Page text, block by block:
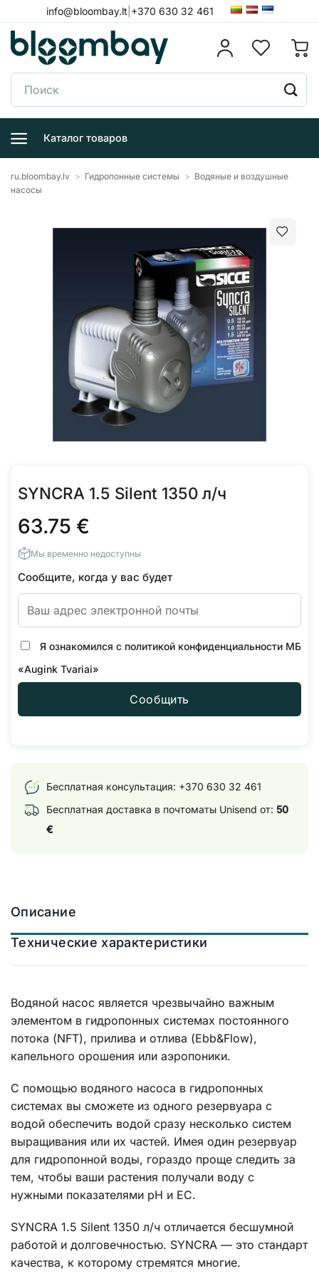
to
content
info@bloombay.lt +370 630 32 461
Поиск:
Каталог товаров
ru.bloombay.lv > Гидропонные системы > Водяные и воздушные
насосы
SYNCRA 1.5 Silent 1350 л/ч
63.75 €
Мы временно недоступны
Сообщите, когда у вас будет
Я ознакомился с политикой конфиденциальности МБ
«Augink Tvariai»
Сообщить
Бесплатная консультация: +370 630 32 461
Бесплатная доставка в почтоматы Unisend от: 50
€
Описание
Технические характеристики
Водяной насос является чрезвычайно важным
элементом в гидропонных системах постоянного
потока (NFT), прилива и отлива (Ebb&Flow),
капельного орошения или аэропоники.
С помощью водяного насоса в гидропонных
системах вы сможете из одного резервуара с
водой обеспечить водой сразу несколько систем
выращивания или их частей. Имея один резервуар
для гидропонной воды, гораздо проще следить за
тем, чтобы ваши растения получали воду с
нужными показателями pH и EC.
SYNCRA 1.5 Silent 1350 л/ч отличается бесшумной
работой и долговечностью. SYNCRA — это стандарт
качества, к которому стремятся многие.